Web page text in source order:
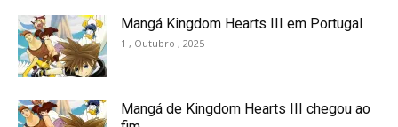
Mangá Kingdom Hearts III em Portugal
1 , Outubro , 2025
Mangá de Kingdom Hearts III chegou ao